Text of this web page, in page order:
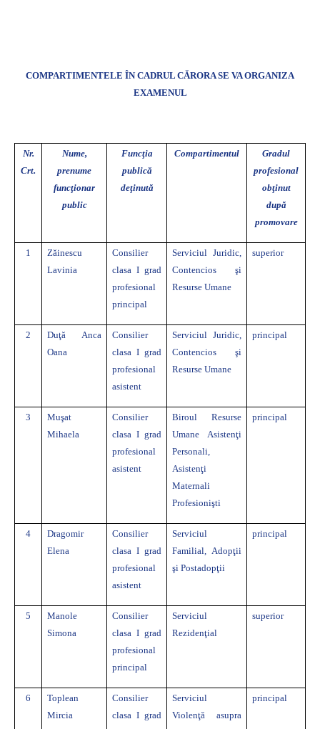
COMPARTIMENTELE ÎN CADRUL CĂRORA SE VA ORGANIZA
EXAMENUL
Nr.
Crt.
Nume,
prenume
funcţionar
public
Funcţia
publică
deţinută
Compartimentul
Gradul
profesional
obţinut
după
promovare
1
Zăinescu
Lavinia
Consilier
clasa I grad
profesional
principal
Serviciul Juridic,
Contencios şi
Resurse Umane
superior
2
Duţă Anca
Oana
Consilier
clasa I grad
profesional
asistent
Serviciul Juridic,
Contencios şi
Resurse Umane
principal
3
Muşat
Mihaela
Consilier
clasa I grad
profesional
asistent
Biroul
Resurse
Umane Asistenţi
Personali,
Asistenţi
Maternali
Profesionişti
principal
4
Dragomir
Elena
Consilier
clasa I grad
profesional
asistent
Serviciul
Familial, Adopţii
şi Postadopţii
principal
5
Manole
Simona
Consilier
clasa I grad
profesional
principal
Serviciul
Rezidenţial
superior
6
Toplean
Mircia
Consilier
clasa I grad
Serviciul
Violenţă asupra
principal